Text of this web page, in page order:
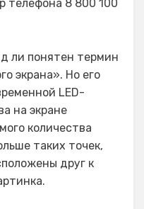
телефона 8 800 100
ли понятен термин
экрана». Но его
LED-
на экране
количества
таких точек,
друг к